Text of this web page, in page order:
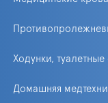
Ходунки, туалетные
Домашняя